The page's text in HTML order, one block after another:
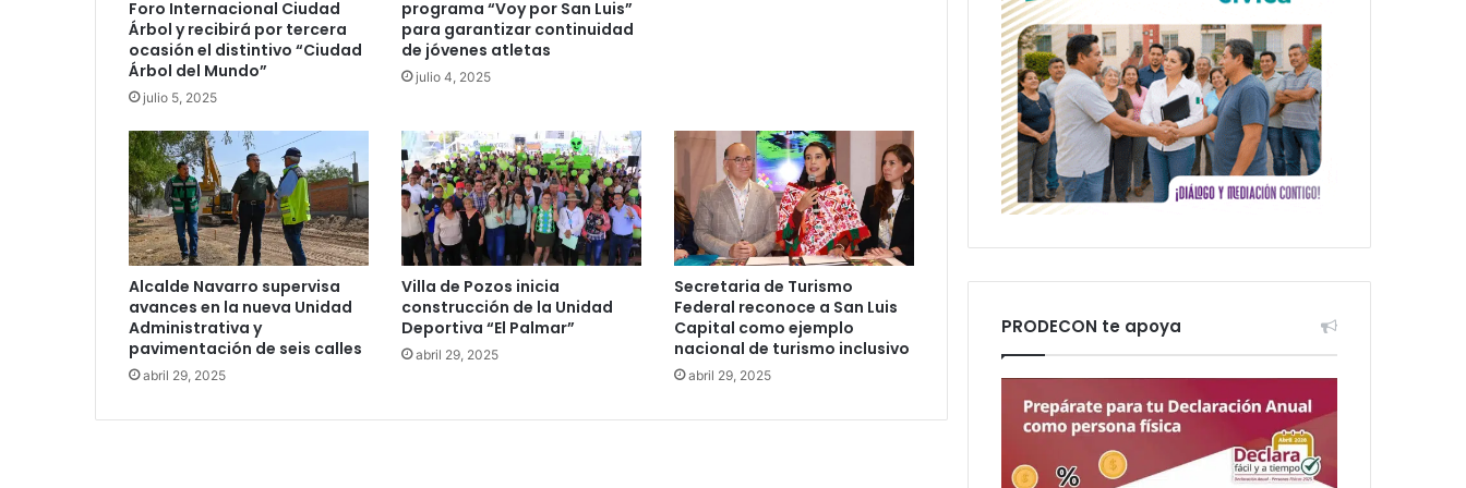
Foro Internacional Ciudad
Árbol y recibirá por tercera
ocasión el distintivo “Ciudad
Árbol del Mundo”
julio 5, 2025
programa “Voy por San Luis”
para garantizar continuidad
de jóvenes atletas
julio 4, 2025
Alcalde Navarro supervisa
avances en la nueva Unidad
Administrativa y
pavimentación de seis calles
abril 29, 2025
Villa de Pozos inicia
construcción de la Unidad
Deportiva “El Palmar”
abril 29, 2025
Secretaria de Turismo
Federal reconoce a San Luis
Capital como ejemplo
nacional de turismo inclusivo
abril 29, 2025
PRODECON te apoya